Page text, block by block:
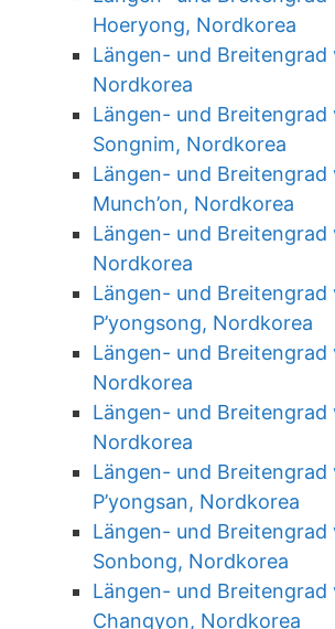
Hoeryong, Nordkorea
Längen- und Breitengrad
Nordkorea
Längen- und Breitengrad
Songnim, Nordkorea
Längen- und Breitengrad
Munch’on, Nordkorea
Längen- und Breitengrad
Nordkorea
Längen- und Breitengrad
P’yongsong, Nordkorea
Längen- und Breitengrad
Nordkorea
Längen- und Breitengrad
Nordkorea
Längen- und Breitengrad
P’yongsan, Nordkorea
Längen- und Breitengrad
Sonbong, Nordkorea
Längen- und Breitengrad
Changyon, Nordkorea